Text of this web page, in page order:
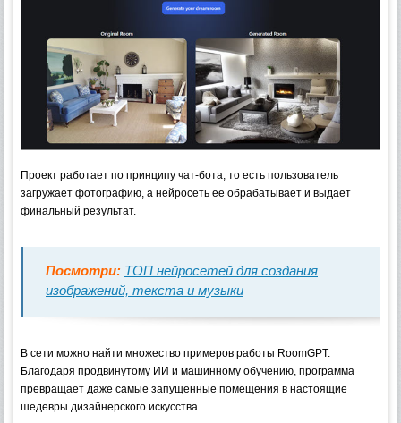
Проект работает по принципу чат-бота, то есть пользователь
загружает фотографию, а нейросеть ее обрабатывает и выдает
финальный результат.
Посмотри: ТОП нейросетей для создания
изображений, текста и музыки
В сети можно найти множество примеров работы RoomGPT.
Благодаря продвинутому ИИ и машинному обучению, программа
превращает даже самые запущенные помещения в настоящие
шедевры дизайнерского искусства.